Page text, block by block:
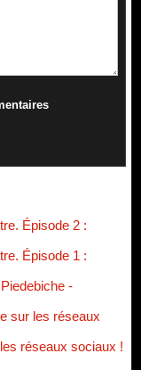
Épisode 2 :
Épisode 1 :
-
sur les réseaux
réseaux sociaux !